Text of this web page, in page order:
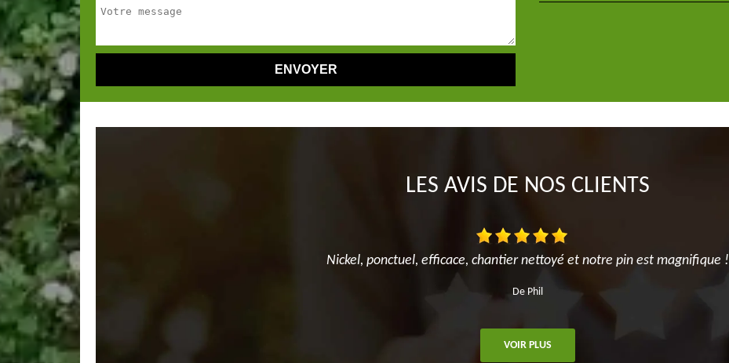
LES AVIS DE NOS CLIENTS
Nickel, ponctuel, efficace, chantier nettoyé et notre pin est magnifique !
De Phil
VOIR PLUS